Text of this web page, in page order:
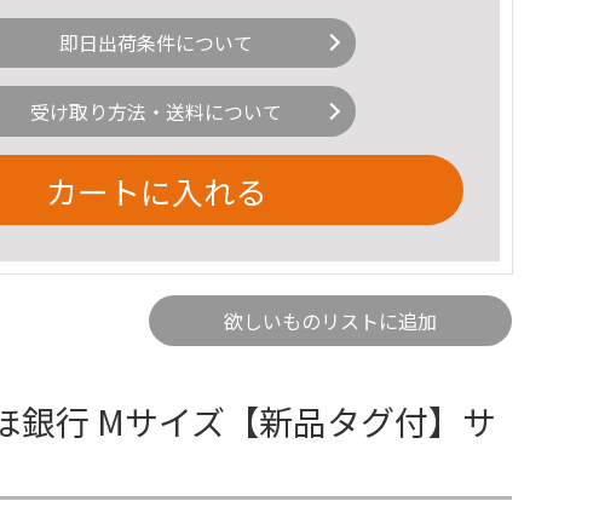
即日出荷条件について
受け取り方法・送料について
カートに入れる
欲しいものリストに追加
銀行 Mサイズ【新品タグ付】サ